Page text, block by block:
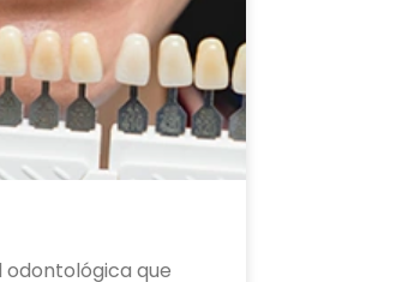
odontológica que